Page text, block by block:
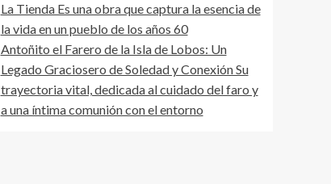
La Tienda Es una obra que captura la esencia de
la vida en un pueblo de los años 60
Antoñito el Farero de la Isla de Lobos: Un
Legado Graciosero de Soledad y Conexión Su
trayectoria vital, dedicada al cuidado del faro y
a una íntima comunión con el entorno